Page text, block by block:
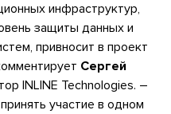
инфраструктур,
защиты данных и
привносит в проект
Сергей
INLINE Technologies. –
участие в одном